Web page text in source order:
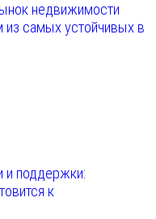
недвижимости
из самых устойчивых в
и поддержки:
к